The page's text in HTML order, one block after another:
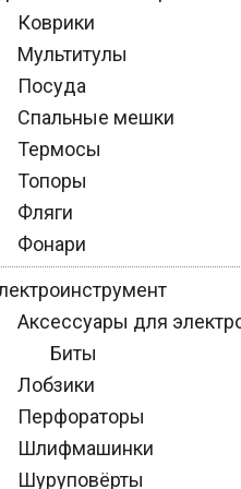
Коврики
Мультитулы
Посуда
Спальные мешки
Термосы
Топоры
Фляги
Фонари
Аксессуары для
Биты
Лобзики
Перфораторы
Шлифмашинки
Шуруповёрты